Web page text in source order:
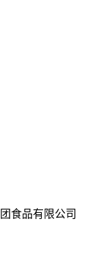
食品有限公司